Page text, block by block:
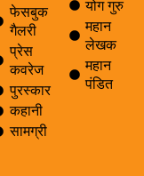
फेसबुक
गैलरी
प्रेस
कवरेज
पुरस्कार
कहानी
सामग्री
योग गुरु
महान
लेखक
महान
पंडित